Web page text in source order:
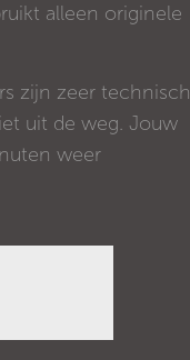
alleen originele
zijn zeer technisch
uit de weg. Jouw
weer